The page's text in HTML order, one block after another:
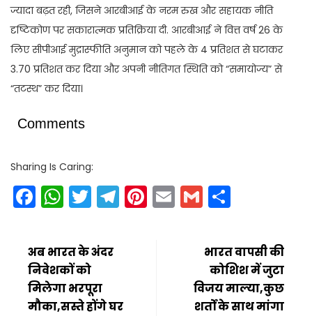
ज्यादा बढ़त रही, जिसने आरबीआई के नरम रुख और सहायक नीति
दृष्टिकोण पर सकारात्मक प्रतिक्रिया दी. आरबीआई ने वित्त वर्ष 26 के
लिए सीपीआई मुद्रास्फीति अनुमान को पहले के 4 प्रतिशत से घटाकर
3.70 प्रतिशत कर दिया और अपनी नीतिगत स्थिति को “समायोज्य” से
“तटस्थ” कर दिया।
Comments
Sharing Is Caring:
Facebook
WhatsApp
Twitter
Telegram
Pinterest
EmailGmail
अब भारत के अंदर
निवेशकों को
मिलेगा भरपूरा
मौका,सस्ते होंगे घर
भारत वापसी की
कोशिश में जुटा
विजय माल्या,कुछ
शर्तों के साथ मांगा